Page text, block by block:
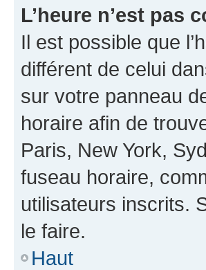
L’heure n’est pas
Il est possible que
différent de celui
sur votre panneau
horaire afin de
Paris, New York,
fuseau horaire,
utilisateurs inscrits.
le faire.
Haut